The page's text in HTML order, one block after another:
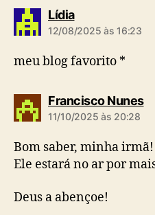
Lídiad
i
z
:
12/08/2025 às 16:23
meu blog favorito *
Francisco Nunesd
:
11/10/2025 às 20:28
Bom saber, minha irmã!
Ele estará no ar por
Deus a abençoe!